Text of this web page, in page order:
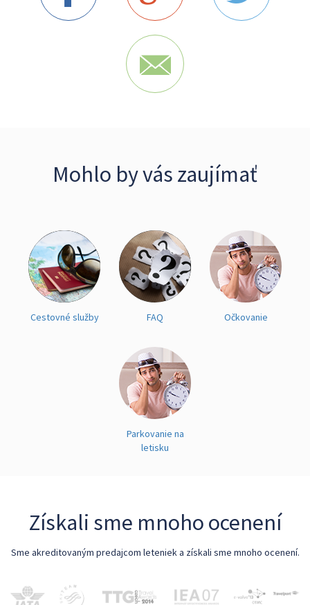
Mohlo by vás zaujímať
Cestovné služby FAQ Očkovanie
Parkovanie na
letisku
Získali sme mnoho ocenení
Sme akreditovaným predajcom leteniek a získali sme mnoho ocenení.